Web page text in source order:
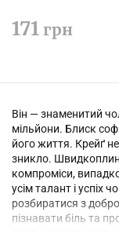
171 грн
Він — знаменитий
мільйони. Блиск
його життя. Крейґ
зникло.
компроміси,
усім талант і успіх
розбиратися з
пізнавати біль та